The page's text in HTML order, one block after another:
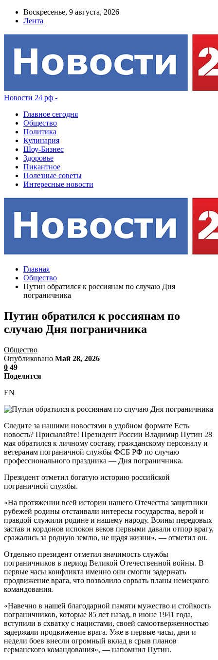
Воскресенье, 9 августа, 2026
Лента
Новости 24 рф -
Главное сегодня
Общество
Политика
Кулинария
Шоу-Бизнес
Здоровье
Пикантное
Полезные советы
Интересные новости
Главная
Общество
Путин обратился к россиянам по случаю Дня
пограничника
Путин обратился к россиянам по
случаю Дня пограничника
Общество
Опубликовано Май 28, 2026
0 49
Поделится
EN
Следите за нашими новостями в удобном формате Есть
новость? Присылайте! Президент России Владимир Путин 28
мая обратился к личному составу, гражданскому персоналу и
ветеранам пограничной службы ФСБ РФ по случаю
профессионального праздника — Дня пограничника.
Президент отметил богатую историю российской
пограничной службы.
«На протяжении всей истории нашего Отечества защитники
рубежей родины отстаивали интересы государства, верой и
правдой служили родине и нашему народу. Воины передовых
застав и кордонов испокон веков первыми давали отпор врагу,
сражались за родную землю, не щадя жизни», — отметил он.
Отдельно президент отметил значимость службы
пограничников в период Великой Отечественной войны. В
первые часы конфликта именно они смогли задержать
продвижение врага, что позволило сорвать планы немецкого
командования.
«Навечно в нашей благодарной памяти мужество и стойкость
пограничников, которые 85 лет назад, в июне 1941 года,
вступили в схватку с нацистами, своей самоотверженностью
задержали продвижение врага. Уже в первые часы, дни и
недели боев внесли огромный вклад в срыв планов
германского командования», — напомнил Путин.